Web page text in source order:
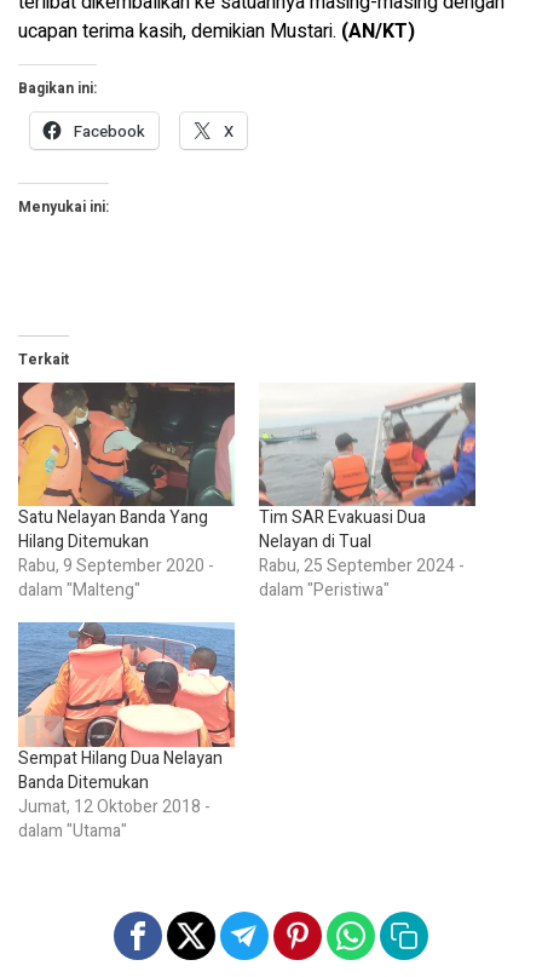
ucapan terima kasih, demikian Mustari. (AN/KT)
Bagikan ini:
Facebook X
Menyukai ini:
Terkait
Satu Nelayan Banda Yang
Hilang Ditemukan
Rabu, 9 September 2020 -
dalam "Malteng"
Tim SAR Evakuasi Dua
Nelayan di Tual
Rabu, 25 September 2024 -
dalam "Peristiwa"
Sempat Hilang Dua Nelayan
Banda Ditemukan
Jumat, 12 Oktober 2018 -
dalam "Utama"